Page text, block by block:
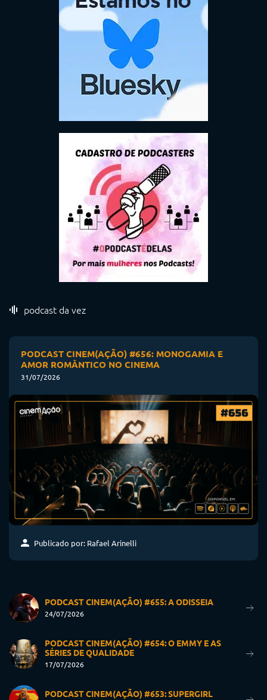
podcast da vez
PODCAST CINEM(AÇÃO) #656: MONOGAMIA E
AMOR ROMÂNTICO NO CINEMA
31/07/2026
Publicado por: Rafael Arinelli
PODCAST CINEM(AÇÃO) #655: A ODISSEIA
24/07/2026
PODCAST CINEM(AÇÃO) #654: O EMMY E AS
SÉRIES DE QUALIDADE
17/07/2026
PODCAST CINEM(AÇÃO) #653: SUPERGIRL